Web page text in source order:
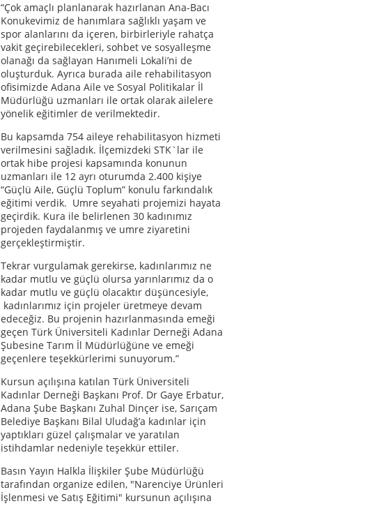
“Çok amaçlı planlanarak hazırlanan Ana-Bacı
Konukevimiz de hanımlara sağlıklı yaşam ve
spor alanlarını da içeren, birbirleriyle rahatça
vakit geçirebilecekleri, sohbet ve sosyalleşme
olanağı da sağlayan Hanımeli Lokali’ni de
oluşturduk. Ayrıca burada aile rehabilitasyon
ofisimizde Adana Aile ve Sosyal Politikalar İl
Müdürlüğü uzmanları ile ortak olarak ailelere
yönelik eğitimler de verilmektedir.
Bu kapsamda 754 aileye rehabilitasyon hizmeti
verilmesini sağladık. İlçemizdeki STK`lar ile
ortak hibe projesi kapsamında konunun
uzmanları ile 12 ayrı oturumda 2.400 kişiye
“Güçlü Aile, Güçlü Toplum” konulu farkındalık
eğitimi verdik. Umre seyahati projemizi hayata
geçirdik. Kura ile belirlenen 30 kadınımız
projeden faydalanmış ve umre ziyaretini
gerçekleştirmiştir.
Tekrar vurgulamak gerekirse, kadınlarımız ne
kadar mutlu ve güçlü olursa yarınlarımız da o
kadar mutlu ve güçlü olacaktır düşüncesiyle,
kadınlarımız için projeler üretmeye devam
edeceğiz. Bu projenin hazırlanmasında emeği
geçen Türk Üniversiteli Kadınlar Derneği Adana
Şubesine Tarım İl Müdürlüğüne ve emeği
geçenlere teşekkürlerimi sunuyorum.”
Kursun açılışına katılan Türk Üniversiteli
Kadınlar Derneği Başkanı Prof. Dr Gaye Erbatur,
Adana Şube Başkanı Zuhal Dinçer ise, Sarıçam
Belediye Başkanı Bilal Uludağ’a kadınlar için
yaptıkları güzel çalışmalar ve yaratılan
istihdamlar nedeniyle teşekkür ettiler.
Basın Yayın Halkla İlişkiler Şube Müdürlüğü
tarafından organize edilen, "Narenciye Ürünleri
İşlenmesi ve Satış Eğitimi" kursunun açılışına